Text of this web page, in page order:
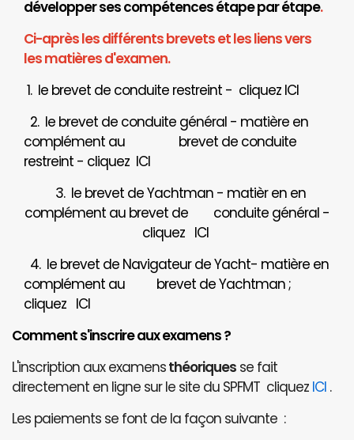
développer ses compétences étape par étape.
Ci-après les différents brevets et les liens vers
les matières d'examen.
1. le brevet de conduite restreint - cliquez ICI
2. le brevet de conduite général - matière en
complément au brevet de conduite
restreint - cliquez ICI
3. le brevet de Yachtman - matièr en en
complément au brevet de
conduite général -
cliquez ICI
4. le brevet de Navigateur de Yacht- matière en
complément au brevet de Yachtman ;
cliquez ICI
Comment s'inscrire aux examens ?
L'inscription aux examensthéoriques se fait
directement en ligne sur le site du SPFMT cliquez ICI .
Les paiements se font de la façon suivante :